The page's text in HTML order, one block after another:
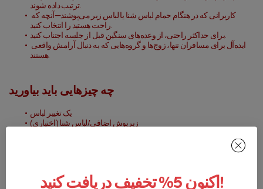
ترتیب داده شوند.
راحت هستید را انتخاب کنید.
برای حداکثر راحتی، از وعده‌های سنگین قبل از جلسه اجتناب کنید.
هستند.
چه چیزهایی باید بیاورید
یک تغییر لباس
زیرپوش اضافی/لباس شنا (اختیاری)
رزرو کنید و خود را به یک آیین ترکی حمام فراموش‌نشدنی دعوت کنید! اکنون 5% تخفیف دریافت کنید!